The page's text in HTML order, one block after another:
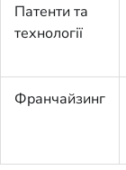
Патенти та
технології
Франчайзинг